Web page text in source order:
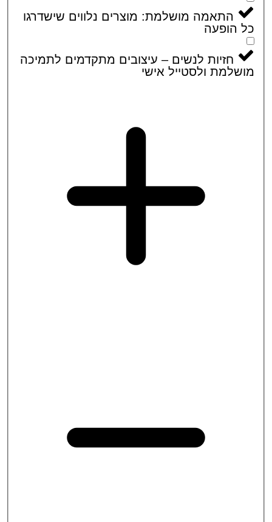
התאמה מושלמת: מוצרים נלווים שישדרגו
הופעה
חזיות לנשים – עיצובים מתקדמים לתמיכה
ולסטייל אישי